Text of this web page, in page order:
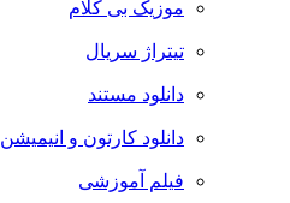
موزیک بی کلام
تیتراژ سریال
دانلود مستند
دانلود کارتون و انیمیشن
فیلم آموزشی